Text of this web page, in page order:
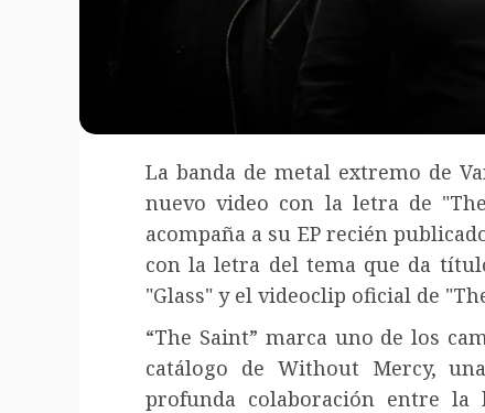
La banda de metal extremo de
nuevo video con la letra de
acompaña a su EP recién
con la letra del tema que da
"Glass" y el videoclip oficial de
“The Saint” marca uno de los
catálogo de Without Mercy,
profunda colaboración entre la